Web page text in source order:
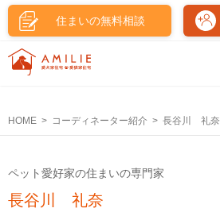
住まいの無料相談
HOME コーディネーター紹介 長谷川 礼奈
ペット愛好家の住まいの専門家
長谷川 礼奈